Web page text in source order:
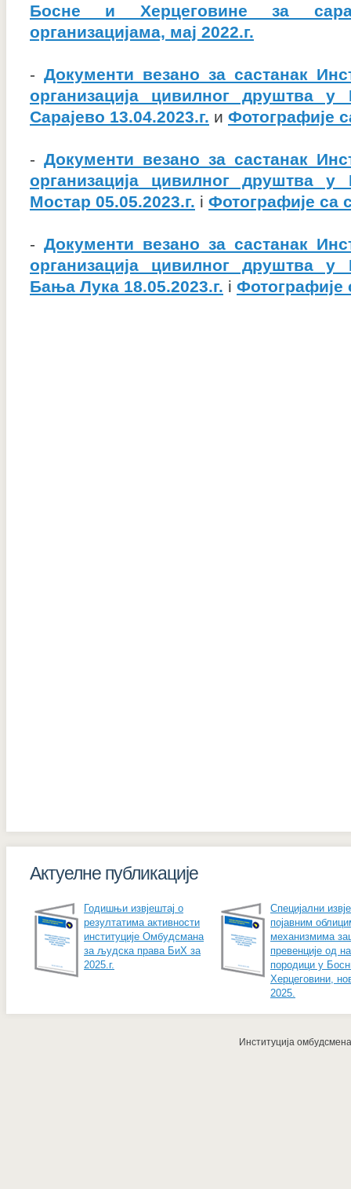
Босне и Херцеговине за
организацијама, мај 2022.г.
- Документи везано за састанак
организација цивилног друштва
Сарајево 13.04.2023.г. и Фотографије
- Документи везано за састанак
организација цивилног друштва
Мостар 05.05.2023.г. i Фотографије са
- Документи везано за састанак
организација цивилног друштва
Бања Лука 18.05.2023.г. i Фотографије
Актуелне публикације
Годишњи извјештај о
резултатима активности
институције Омбудсмана
за људска права БиХ за
2025.г.
Специјални
појавним
механизмима
превенције од
породици у
Херцеговини,
2025.
Институција